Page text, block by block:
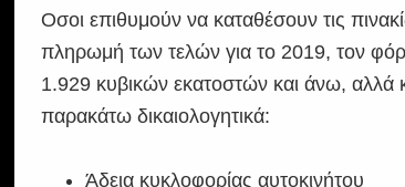
Οσοι επιθυμούν να καταθέσουν τις
πληρωμή των τελών για το 2019, τον
1.929 κυβικών εκατοστών και άνω, αλλά
παρακάτω δικαιολογητικά:
Άδεια κυκλοφορίας αυτοκινήτου